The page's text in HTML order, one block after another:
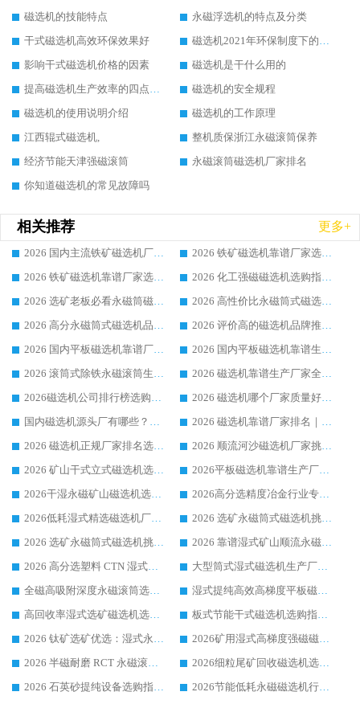
磁选机的技能特点
永磁浮选机的特点及分类
干式磁选机高效环保效果好
磁选机2021年环保制度下的发展出路
影响干式磁选机价格的因素
磁选机是干什么用的
提高磁选机生产效率的四点方法
磁选机的安全规程
磁选机的使用说明介绍
磁选机的工作原理
江西辊式磁选机,
整机质保浙江永磁滚筒保养
经济节能天津强磁滚筒
永磁滚筒磁选机厂家排名
你知道磁选机的常见故障吗
相关推荐 更多+
2026 国内主流铁矿磁选机厂家选购指南|行业口碑好品牌推荐，领域强者华体会手机网页版-华体会(中国)
2026 铁矿磁选机靠谱厂家选购全攻略 行业标杆华体会手机网页版-华体会(中国) 设备性价比出众
2026 铁矿磁选机靠谱厂家选购指南，领域强者华体会手机网页版-华体会(中国) 铁矿磁选机性价比高
2026 化工强磁磁选机选购指南 5 家行业口碑靠谱厂家领域强者推荐
2026 选矿老板必看永磁筒磁选机推荐 行业头部品牌口碑设备选购全攻略
2026 高性价比永磁筒式磁选机品牌盘点 行业强者口碑实测选购完整指南
2026 高分永磁筒式磁选机品牌推荐 选矿设备强者对比测评采购避坑全攻略
2026 评价高的磁选机品牌推荐选购指南，永磁筒式磁选机设备领域强者全景行业口碑解析
2026 国内平板磁选机靠谱厂家排名 行业实测口碑设备按需选购全指南
2026 国内平板磁选机靠谱生产厂家推荐排名|行业口碑选购指南，领域强者按需选设备
2026 滚筒式除铁永磁滚筒生产厂家推荐排名|行业口碑选购指南，领域强者源头厂商精选
2026 磁选机靠谱生产厂家全梳理 分场景选型行业头部品牌选购参考攻略
2026磁选机公司排行榜选购指南|正规源头厂家推荐，领域强者高性价比靠谱信赖品牌
2026 磁选机哪个厂家质量好？十大靠谱磁电企业排名选购指南
国内磁选机源头厂有哪些？2026 综合实力排名与采购避坑技巧
2026 磁选机靠谱厂家排名｜华体会手机网页版-华体会(中国) 高性价比磁选机磁电品牌
2026 磁选机正规厂家排名选购指南|行业口碑信赖品牌推荐性价比高靠谱磁电企业
2026 顺流河沙磁选机厂家挑选攻略 | 业内口碑龙头企业高性价比品牌推荐
2026 矿山干式立式磁选机选型攻略 梳理深耕磁电装备多年靠谱生产厂商
2026平板磁选机靠谱生产厂家选购指南 行业口碑良好品牌推荐 磁电领域实力强者
2026干湿永磁矿山磁选机选型攻略 优质生产厂家排名 选矿领域高口碑品牌推荐指南
2026高分选精度冶金行业专用磁选机生产厂家,干湿式磁选机源头供应商推荐
2026低耗湿式精​选磁选机厂家怎么选?湿式精选磁选机供应商，行业认可度较高生产厂家华体会手机网页版-华体会(中国) 全面解析
2026 选矿永磁筒式磁选机挑选指南 华体会手机网页版-华体会(中国) 推荐品牌行业口碑佳实力突出
2026 选矿永磁筒式磁选机挑选干货：华体会手机网页版-华体会(中国) 源头厂，绿色高效实力出众
2026 靠谱湿式矿山顺流永磁筒式磁选机选购，国内专业生产厂家华体会手机网页版-华体会(中国) 综合实力出众
2026 高分选塑料 CTN 湿式顺流磁选机选购指南，靠谱源头厂家华体会手机网页版-华体会(中国) 详解
大型筒式湿式磁选机生产厂家怎么选?华体会手机网页版-华体会(中国) 设备口碑广受行业认可
全磁高吸附深度永磁滚筒选购指南 业内口碑稳定磁电设备生产厂家详细推荐
湿式提纯高效高梯度平板磁选机靠谱设备源头厂商华体会手机网页版-华体会(中国) 综合测评
高回收率湿式选矿磁选机选购指南 业内口碑磁电设备生产厂家实力解析
板式节能干式磁选机选购指南，源头生产厂家华体会手机网页版-华体会(中国) 综合实力可观
2026 钛矿选矿优选：湿式永磁筒式磁选机源头厂家华体会手机网页版-华体会(中国) 综合解析
2026矿用湿式高梯度强磁磁选机选购指南，临朐靠谱磁电生产厂家华体会手机网页版-华体会(中国) 详解
2026 半磁耐磨 RCT 永磁滚筒选购指南，临朐源头生产厂家华体会手机网页版-华体会(中国) 实测分享
2026细粒尾矿回收磁选机选购指南 产业集群优质生产厂家华体会手机网页版-华体会(中国) 解析
2026 石英砂提纯设备选购指南：华体会手机网页版-华体会(中国) 提纯磁选机厂家综合解读
2026节能低耗永磁磁选机行业优选标杆 临朐华体会手机网页版-华体会(中国) 专业生产厂家